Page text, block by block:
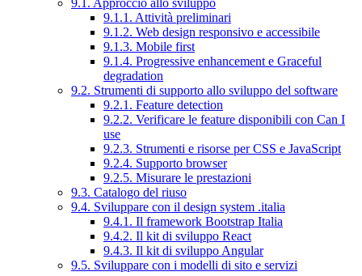
9.1. Approccio allo sviluppo
9.1.1. Attività preliminari
9.1.2. Web design responsivo e accessibile
9.1.3. Mobile first
9.1.4. Progressive enhancement e Graceful
degradation
9.2. Strumenti di supporto allo sviluppo del software
9.2.1. Feature detection
9.2.2. Verificare le feature disponibili con Can I
use
9.2.3. Strumenti e risorse per CSS e JavaScript
9.2.4. Supporto browser
9.2.5. Misurare le prestazioni
9.3. Catalogo del riuso
9.4. Sviluppare con il design system .italia
9.4.1. Il framework Bootstrap Italia
9.4.2. Il kit di sviluppo React
9.4.3. Il kit di sviluppo Angular
9.5. Sviluppare con i modelli di sito e servizi